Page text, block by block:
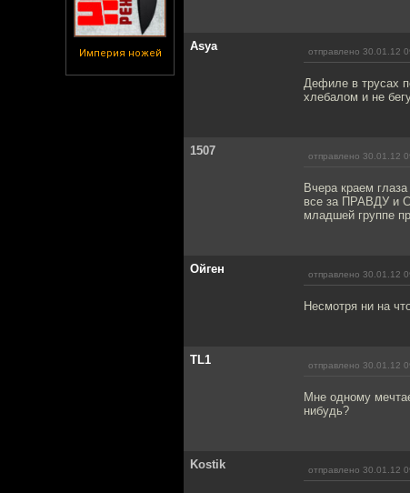
Империя ножей
Asya отправлено 30.01.12
Дефиле в трусах
хлебалом и не
1507 отправлено 30.01.12
Вчера краем
все за ПРАВДУ и
младшей группе
Ойген отправлено 30.01.12
Несмотря ни на
TL1 отправлено 30.01.12
Мне одному
нибудь?
Kostik отправлено 30.01.12